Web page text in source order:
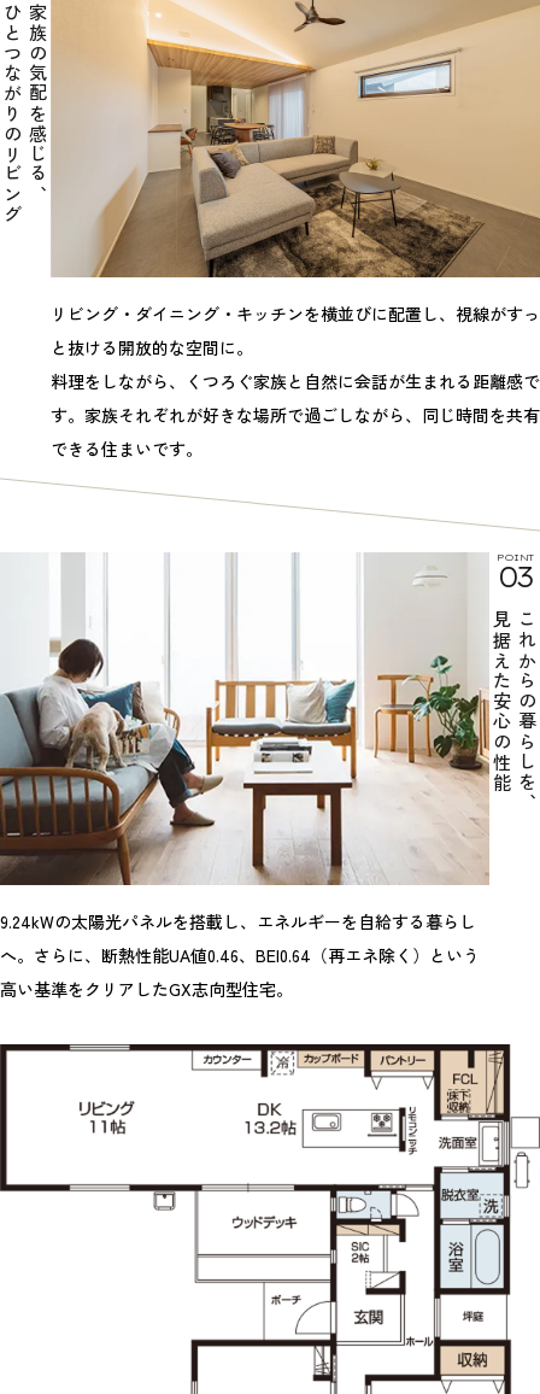
家族の気配を感じる、
ひとつながりのリビング
リビング・ダイニング・キッチンを横並びに配置し、視線がすっ
と抜ける開放的な空間に。
料理をしながら、くつろぐ家族と自然に会話が生まれる距離感で
す。家族それぞれが好きな場所で過ごしながら、同じ時間を共有
できる住まいです。
POINT
03
これからの暮らしを、
見据えた安心の性能
9.24kWの太陽光パネルを搭載し、エネルギーを自給する暮らし
へ。さらに、断熱性能UA値0.46、BEI0.64（再エネ除く）という
高い基準をクリアしたGX志向型住宅。